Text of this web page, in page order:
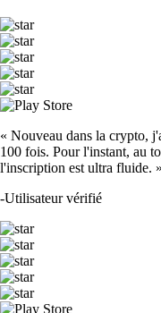
« Nouveau dans la crypto,
100 fois. Pour l'instant, au
l'inscription est ultra fluide. »
-Utilisateur vérifié